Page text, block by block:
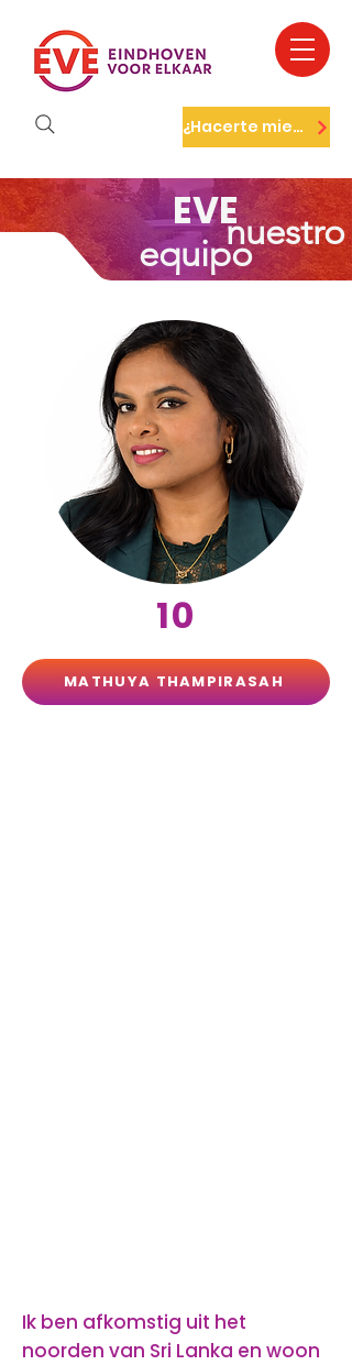
¿Hacerte miembro?
EVE
nuestro
equipo
10
MATHUYA THAMPIRASAH
Ik ben afkomstig uit het
noorden van Sri Lanka en woon